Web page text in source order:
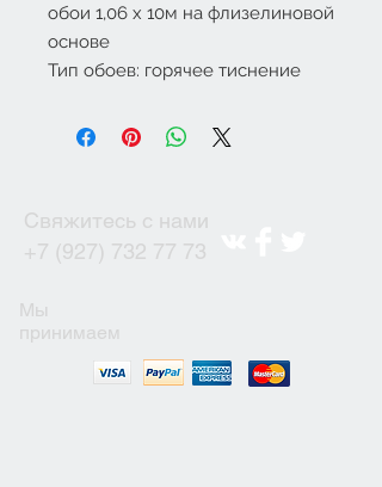
обои 1,06 x 10м на флизелиновой
основе
Тип обоев: горячее тиснение
Свяжитесь с нами
+7 (927) 732 77 73
Мы
принимаем